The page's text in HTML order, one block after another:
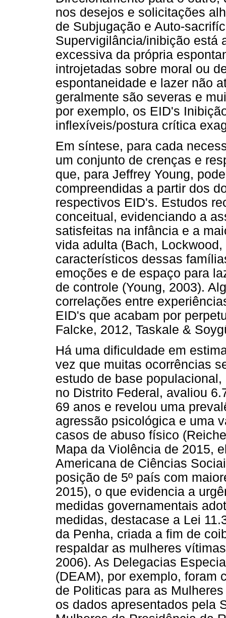
nos desejos e solicitações
de Subjugação e Auto-
Supervigilância/inibição está
excessiva da própria
introjetadas sobre moral ou
espontaneidade e lazer não
geralmente são severas e
por exemplo, os EID's
inflexíveis/postura crítica
Em síntese, para cada
um conjunto de crenças e
que, para Jeffrey Young,
compreendidas a partir dos
respectivos EID's. Estudos
conceitual, evidenciando a
satisfeitas na infância e a
vida adulta (Bach,
característicos dessas
emoções e de espaço para
de controle (Young, 2003).
correlações entre
EID's que acabam por
Falcke, 2012, Taskale &
Há uma dificuldade em
vez que muitas ocorrências
estudo de base
no Distrito Federal, avaliou
69 anos e revelou uma
agressão psicológica e uma
casos de abuso físico
Mapa da Violência de 2015,
Americana de Ciências
posição de 5º país com
2015), o que evidencia a
medidas governamentais
medidas, destacase a Lei
da Penha, criada a fim de
respaldar as mulheres
2006). As Delegacias
(DEAM), por exemplo, foram
de Politicas para as
os dados apresentados pela